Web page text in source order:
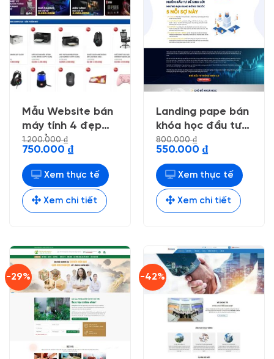
Mẫu Website bán
máy tính 4 đẹp
chuẩn seo
1.200.000₫
Giá
là:
1.200.000 ₫.
750.000 ₫Giá
hiện
tại
là:
750.000 ₫.
Xem thực tế
Xem chi tiết
Landing pape bán
khóa học đầu tư
doanh nhân
800.000₫
Giá
là:
800.000 ₫.
550.000 ₫Giá
hiện
tại
là:
550.000 ₫.
Xem thực tế
Xem chi tiết
-29% -42%